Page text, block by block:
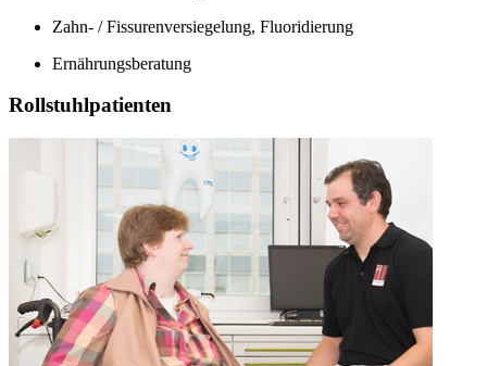
Zahn- / Fissurenversiegelung, Fluoridierung
Ernährungsberatung
Rollstuhlpatienten